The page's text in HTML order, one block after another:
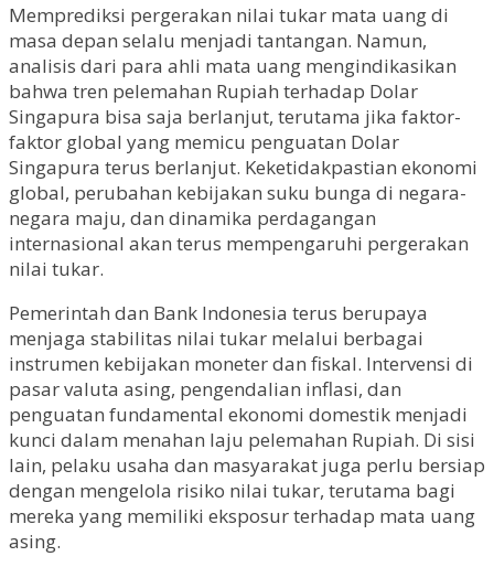
Memprediksi pergerakan nilai tukar mata uang di
masa depan selalu menjadi tantangan. Namun,
analisis dari para ahli mata uang mengindikasikan
bahwa tren pelemahan Rupiah terhadap Dolar
Singapura bisa saja berlanjut, terutama jika faktor-
faktor global yang memicu penguatan Dolar
Singapura terus berlanjut. Keketidakpastian ekonomi
global, perubahan kebijakan suku bunga di negara-
negara maju, dan dinamika perdagangan
internasional akan terus mempengaruhi pergerakan
nilai tukar.
Pemerintah dan Bank Indonesia terus berupaya
menjaga stabilitas nilai tukar melalui berbagai
instrumen kebijakan moneter dan fiskal. Intervensi di
pasar valuta asing, pengendalian inflasi, dan
penguatan fundamental ekonomi domestik menjadi
kunci dalam menahan laju pelemahan Rupiah. Di sisi
lain, pelaku usaha dan masyarakat juga perlu bersiap
dengan mengelola risiko nilai tukar, terutama bagi
mereka yang memiliki eksposur terhadap mata uang
asing.